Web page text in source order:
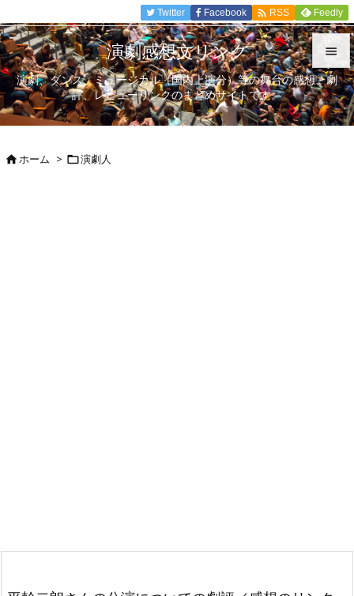


メニュ

Twitter Facebook  RSS Feedly
演劇感想文リンク
演劇、ダンス、ミュージカル（国内上演分）等の舞台の感想、劇
評、レビューリンクのまとめサイトです。
ホーム > 演劇人